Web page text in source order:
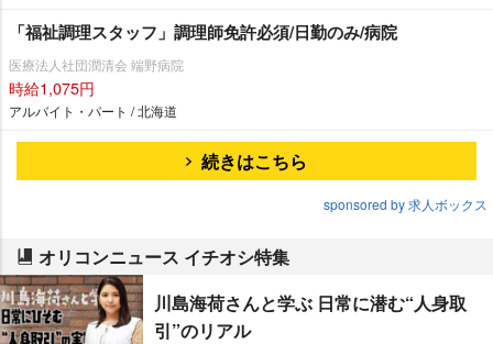
「福祉調理スタッフ」調理師免許必須/日勤のみ/病院
医療法人社団潤清会 端野病院
時給1,075円
アルバイト・パート / 北海道
続きはこちら
sponsored by 求人ボックス
オリコンニュース イチオシ特集
川島海荷さんと学ぶ 日常に潜む“人身取
引”のリアル